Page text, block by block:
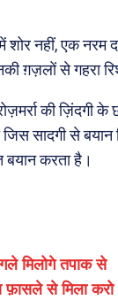
नहीं, एक नरम
ग़ज़लों से गहरा
की ज़िंदगी के
सादगी से
करता है।
गले मिलोगे तपाक से
फ़ासले से मिला करो